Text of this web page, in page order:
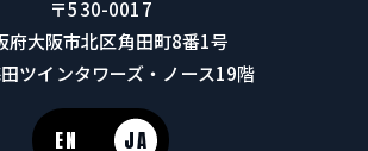
〒530-0017
府大阪市北区角田町8番1号
ツインタワーズ・ノース19階
EN JA